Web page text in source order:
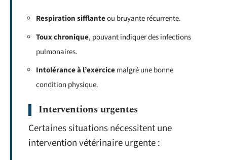
Respiration sifflanteou bruyante récurrente.
Toux chronique, pouvant indiquer des infections
pulmonaires.
Intolérance à l’exercicemalgré une bonne
condition physique.
Interventions urgentes
Certaines situations nécessitent une
intervention vétérinaire urgente :